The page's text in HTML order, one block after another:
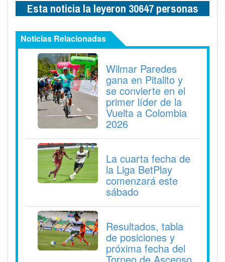
Esta noticia la leyeron 30647 personas
Noticias Relacionadas
Wilmar Paredes
gana en Pitalito y
se convierte en el
primer líder de la
Vuelta a Colombia
2026
La cuarta fecha de
la Liga BetPlay
comenzará este
sábado
Resultados, tabla
de posiciones y
próxima fecha del